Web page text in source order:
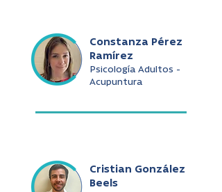
Constanza Pérez
Ramírez
Psicología Adultos -
Acupuntura
Cristian González
Beels